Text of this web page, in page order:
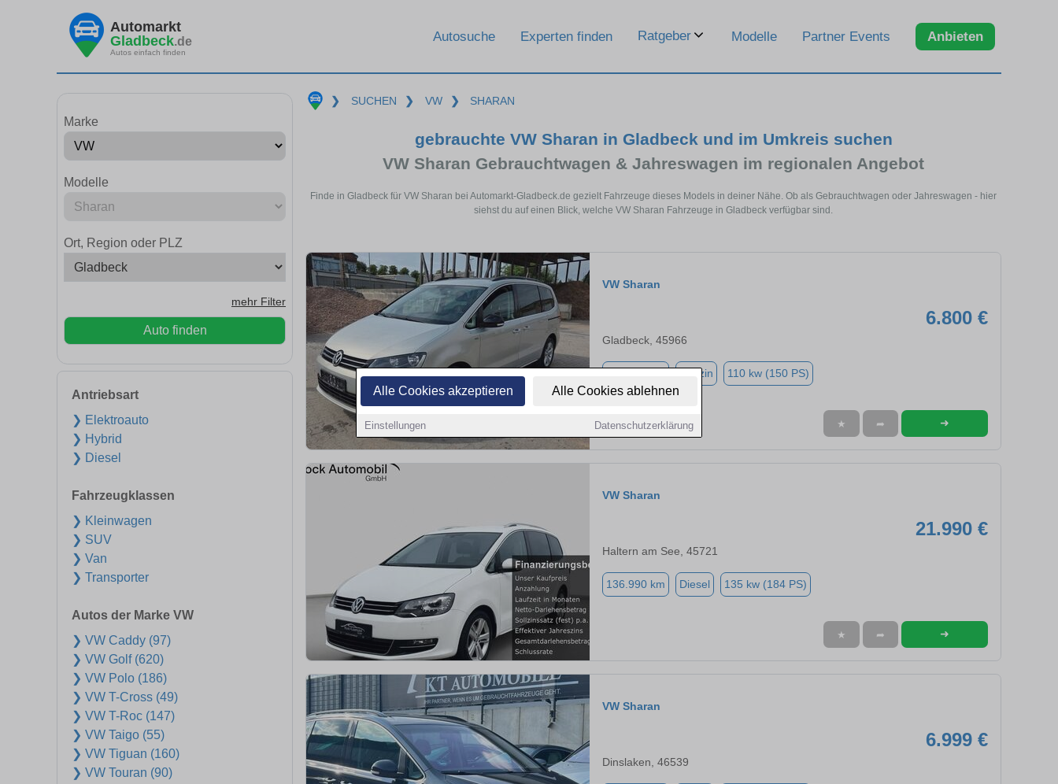
Alle Cookies akzeptieren Alle Cookies ablehnen
Einstellungen Datenschutzerklärung
Automarkt
Gladbeck.de
Autos einfach finden
Autosuche Experten finden Ratgeber Modelle Partner Events Anbieten
Marke
Modelle
Ort, Region oder PLZ
mehr Filter
Auto finden
Antriebsart
❯ Elektroauto
❯ Hybrid
❯ Diesel
Fahrzeugklassen
❯ Kleinwagen
❯ SUV
❯ Van
❯ Transporter
Autos der Marke VW
❯ VW Caddy (97)
❯ VW Golf (620)
❯ VW Polo (186)
❯ VW T-Cross (49)
❯ VW T-Roc (147)
❯ VW Taigo (55)
❯ VW Tiguan (160)
❯ VW Touran (90)
❯ SUCHEN ❯ VW ❯ SHARAN
gebrauchte VW Sharan in Gladbeck und im Umkreis suchen
VW Sharan Gebrauchtwagen & Jahreswagen im regionalen Angebot
Finde in Gladbeck für VW Sharan bei Automarkt-Gladbeck.de gezielt Fahrzeuge dieses Models in deiner Nähe. Ob als Gebrauchtwagen oder Jahreswagen - hier
siehst du auf einen Blick, welche VW Sharan Fahrzeuge in Gladbeck verfügbar sind.
VW Sharan
6.800 €
Gladbeck, 45966
Benzin 110 kw (150 PS)
★ ➦ ➜
VW Sharan
21.990 €
Haltern am See, 45721
136.990 km Diesel 135 kw (184 PS)
★ ➦ ➜
VW Sharan
6.999 €
Dinslaken, 46539